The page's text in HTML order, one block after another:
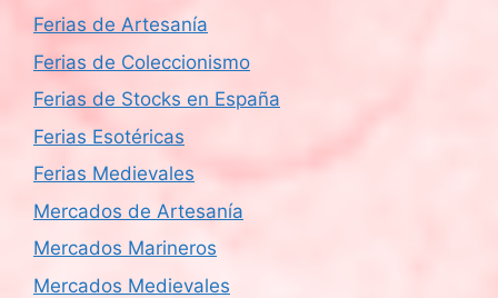
Ferias de Artesanía
Ferias de Coleccionismo
Ferias de Stocks en España
Ferias Esotéricas
Ferias Medievales
Mercados de Artesanía
Mercados Marineros
Mercados Medievales